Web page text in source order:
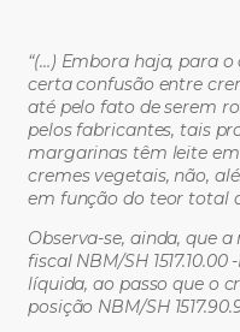
“(…) Embora haja, para
certa confusão entre
até pelo fato de serem
pelos fabricantes, tais
margarinas têm leite
cremes vegetais, não,
em função do teor total
Observa-se, ainda, que
fiscal NBM/SH
líquida, ao passo que o
posição NBM/SH